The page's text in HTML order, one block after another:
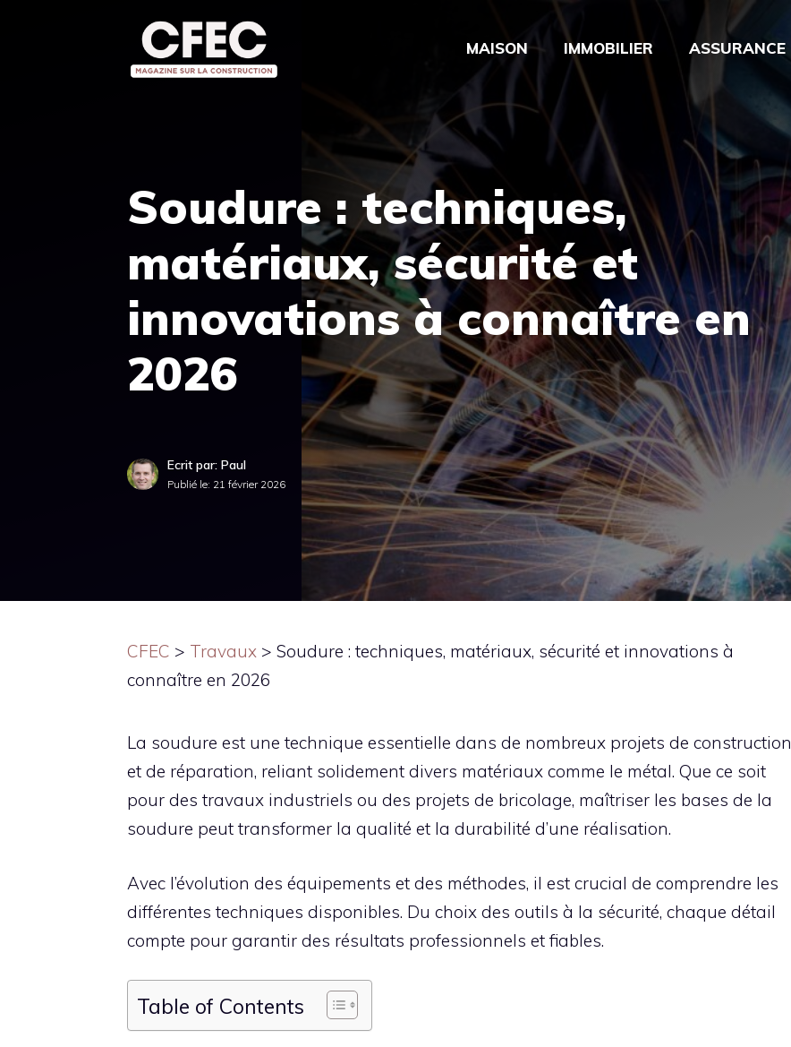
MAISON IMMOBILIER ASSURANCE
Soudure : techniques,
matériaux, sécurité et
innovations à connaître en
2026
Ecrit par: Paul
Publié le: 21 février 2026
CFEC > Travaux > Soudure : techniques, matériaux, sécurité et innovations à
connaître en 2026
La soudure est une technique essentielle dans de nombreux projets de construction
et de réparation, reliant solidement divers matériaux comme le métal. Que ce soit
pour des travaux industriels ou des projets de bricolage, maîtriser les bases de la
soudure peut transformer la qualité et la durabilité d’une réalisation.
Avec l’évolution des équipements et des méthodes, il est crucial de comprendre les
différentes techniques disponibles. Du choix des outils à la sécurité, chaque détail
compte pour garantir des résultats professionnels et fiables.
Table of Contents